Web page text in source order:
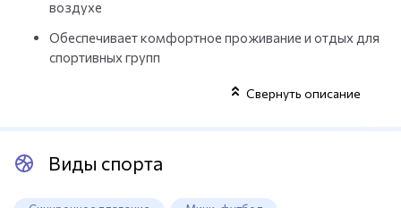
воздухе
Обеспечивает комфортное проживание и отдых для
спортивных групп
Свернуть описание
Виды спорта